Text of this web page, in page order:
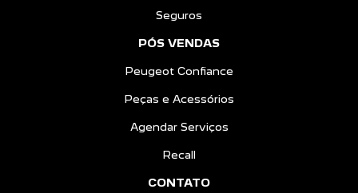
Seguros
PÓS VENDAS
Peugeot Confiance
Peças e Acessórios
Agendar Serviços
Recall
CONTATO